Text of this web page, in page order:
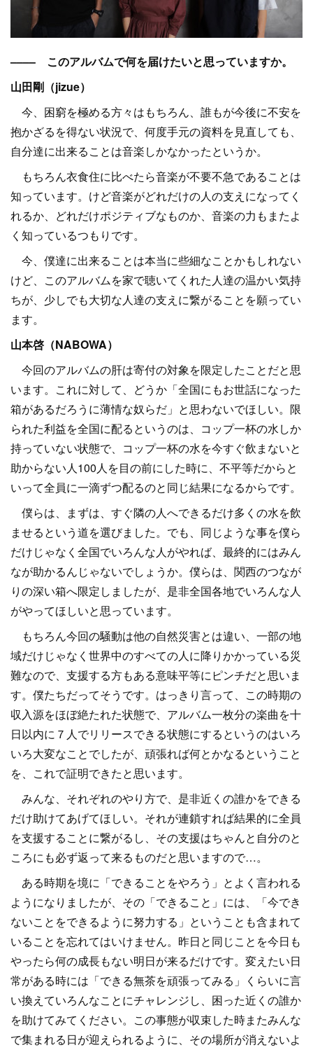
–––– このアルバムで何を届けたいと思っていますか。
山田剛（jizue）
今、困窮を極める方々はもちろん、誰もが今後に不安を
抱かざるを得ない状況で、何度手元の資料を見直しても、
自分達に出来ることは音楽しかなかったというか。
もちろん衣食住に比べたら音楽が不要不急であることは
知っています。けど音楽がどれだけの人の支えになってく
れるか、どれだけポジティブなものか、音楽の力もまたよ
く知っているつもりです。
今、僕達に出来ることは本当に些細なことかもしれない
けど、このアルバムを家で聴いてくれた人達の温かい気持
ちが、少しでも大切な人達の支えに繋がることを願ってい
ます。
山本啓（NABOWA）
今回のアルバムの肝は寄付の対象を限定したことだと思
います。これに対して、どうか「全国にもお世話になった
箱があるだろうに薄情な奴らだ」と思わないでほしい。限
られた利益を全国に配るというのは、コップ一杯の水しか
持っていない状態で、コップ一杯の水を今すぐ飲まないと
助からない人100人を目の前にした時に、不平等だからと
いって全員に一滴ずつ配るのと同じ結果になるからです。
僕らは、まずは、すぐ隣の人へできるだけ多くの水を飲
ませるという道を選びました。でも、同じような事を僕ら
だけじゃなく全国でいろんな人がやれば、最終的にはみん
なが助かるんじゃないでしょうか。僕らは、関西のつなが
りの深い箱へ限定しましたが、是非全国各地でいろんな人
がやってほしいと思っています。
もちろん今回の騒動は他の自然災害とは違い、一部の地
域だけじゃなく世界中のすべての人に降りかかっている災
難なので、支援する方もある意味平等にピンチだと思いま
す。僕たちだってそうです。はっきり言って、この時期の
収入源をほぼ絶たれた状態で、アルバム一枚分の楽曲を十
日以内に７人でリリースできる状態にするというのはいろ
いろ大変なことでしたが、頑張れば何とかなるということ
を、これで証明できたと思います。
みんな、それぞれのやり方で、是非近くの誰かをできる
だけ助けてあげてほしい。それが連鎖すれば結果的に全員
を支援することに繋がるし、その支援はちゃんと自分のと
ころにも必ず返って来るものだと思いますので…。
ある時期を境に「できることをやろう」とよく言われる
ようになりましたが、その「できること」には、「今でき
ないことをできるように努力する」ということも含まれて
いることを忘れてはいけません。昨日と同じことを今日も
やったら何の成長もない明日が来るだけです。変えたい日
常がある時には「できる無茶を頑張ってみる」くらいに言
い換えていろんなことにチャレンジし、困った近くの誰か
を助けてみてください。この事態が収束した時またみんな
で集まれる日が迎えられるように、その場所が消えないよ